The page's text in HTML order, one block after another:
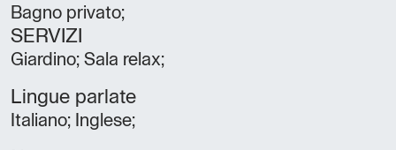
Bagno privato;
SERVIZI
Giardino; Sala relax;
Lingue parlate
Italiano; Inglese;